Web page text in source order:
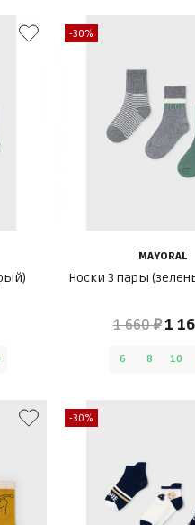
-30%
MAYORAL
Носки 3 пары
1 660 ₽1
6 8 10
-30%